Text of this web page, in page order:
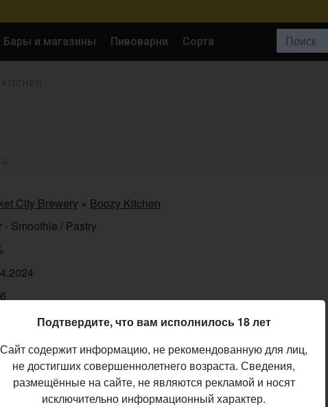
Бары и магазины Пивоварни Сорта
City Brewery × Boozy Kitchen
- Smoothie / Pastry
Подтвердите, что вам исполнилось 18 лет
Сайт содержит информацию, не рекомендованную для лиц,
не достигших совершеннолетнего возраста. Сведения,
размещённые на сайте, не являются рекламой и носят
исключительно информационный характер.